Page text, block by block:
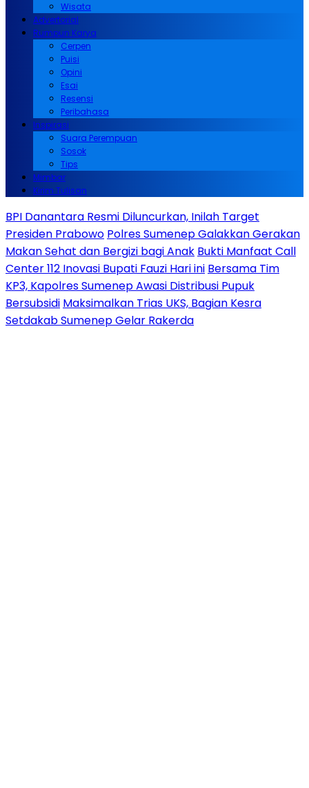
Wisata
Advertorial
Rumpun Karya
Cerpen
Puisi
Opini
Esai
Resensi
Peribahasa
Inspirasi
Suara Perempuan
Sosok
Tips
Mimbar
Kirim Tulisan
BPI Danantara Resmi Diluncurkan, Inilah Target
Presiden Prabowo Polres Sumenep Galakkan Gerakan
Makan Sehat dan Bergizi bagi Anak Bukti Manfaat Call
Center 112 Inovasi Bupati Fauzi Hari ini Bersama Tim
KP3, Kapolres Sumenep Awasi Distribusi Pupuk
Bersubsidi Maksimalkan Trias UKS, Bagian Kesra
Setdakab Sumenep Gelar Rakerda